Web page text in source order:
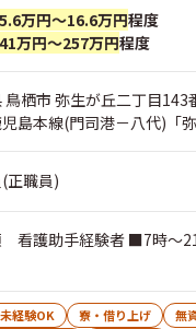
万円～16.6万円程度
万円～257万円程度
鳥栖市 弥生が丘二丁目143
児島本線(門司港－八代)「
正職員)
護助手経験者 ■7時～
未経験OK 寮・借り上げ 無